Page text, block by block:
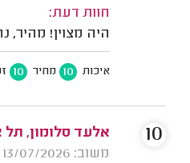
חוות דעת:
היה מצוין! מהיר,
איכות 10 מחיר 10
אלעד סלומון, תל
משוב: 13/07/2026
10